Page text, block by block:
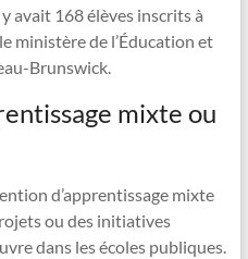
avait 168 élèves inscrits à
ministère de l’Éducation et
Brunswick.
mixte ou
d’apprentissage mixte
ou des initiatives
dans les écoles publiques.